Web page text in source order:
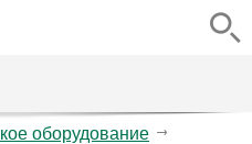
оборудование